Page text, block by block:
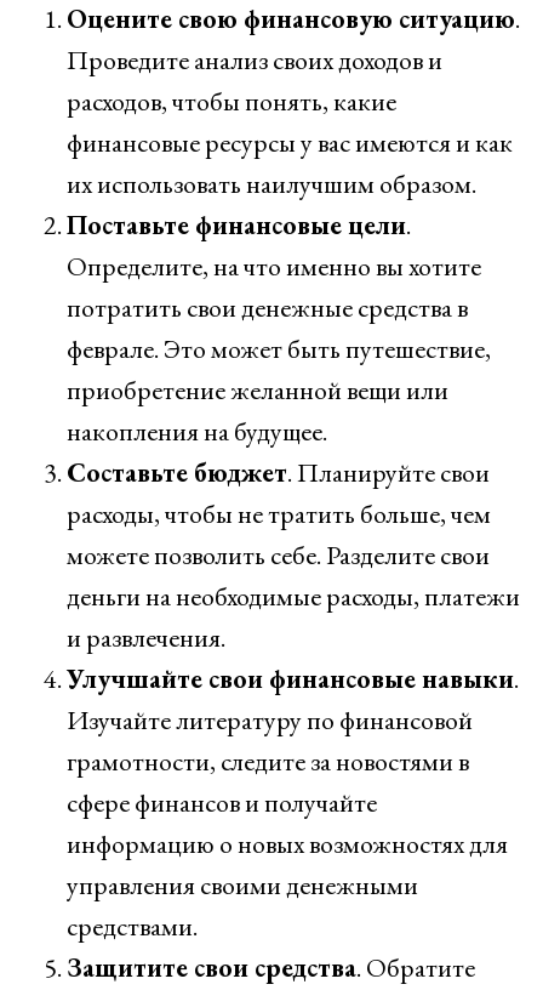
Оцените свою финансовую ситуацию.
Проведите анализ своих доходов и
расходов, чтобы понять, какие
финансовые ресурсы у вас имеются и как
их использовать наилучшим образом.
Поставьте финансовые цели.
Определите, на что именно вы хотите
потратить свои денежные средства в
феврале. Это может быть путешествие,
приобретение желанной вещи или
накопления на будущее.
Составьте бюджет. Планируйте свои
расходы, чтобы не тратить больше, чем
можете позволить себе. Разделите свои
деньги на необходимые расходы, платежи
и развлечения.
Улучшайте свои финансовые навыки.
Изучайте литературу по финансовой
грамотности, следите за новостями в
сфере финансов и получайте
информацию о новых возможностях для
управления своими денежными
средствами.
Защитите свои средства. Обратите